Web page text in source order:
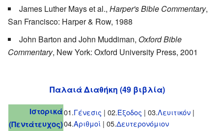
James Luther Mays et al., Harper's Bible Commentary,
San Francisco: Harper & Row, 1988
John Barton and John Muddiman, Oxford Bible
Commentary, New York: Oxford University Press, 2001
Παλαιά Διαθήκη (49 βιβλία)
Ιστορικά
(Πεντάτευχος)
01.Γένεσις | 02.Έξοδος | 03.Λευιτικόν |
04.Αριθμοί | 05.Δευτερονόμιον